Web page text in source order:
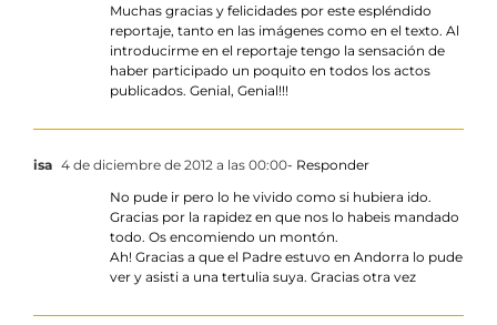
Muchas gracias y felicidades por este espléndido
reportaje, tanto en las imágenes como en el texto. Al
introducirme en el reportaje tengo la sensación de
haber participado un poquito en todos los actos
publicados. Genial, Genial!!!
isa 4 de diciembre de 2012 a las 00:00- Responder
No pude ir pero lo he vivido como si hubiera ido.
Gracias por la rapidez en que nos lo habeis mandado
todo. Os encomiendo un montón.
Ah! Gracias a que el Padre estuvo en Andorra lo pude
ver y asisti a una tertulia suya. Gracias otra vez